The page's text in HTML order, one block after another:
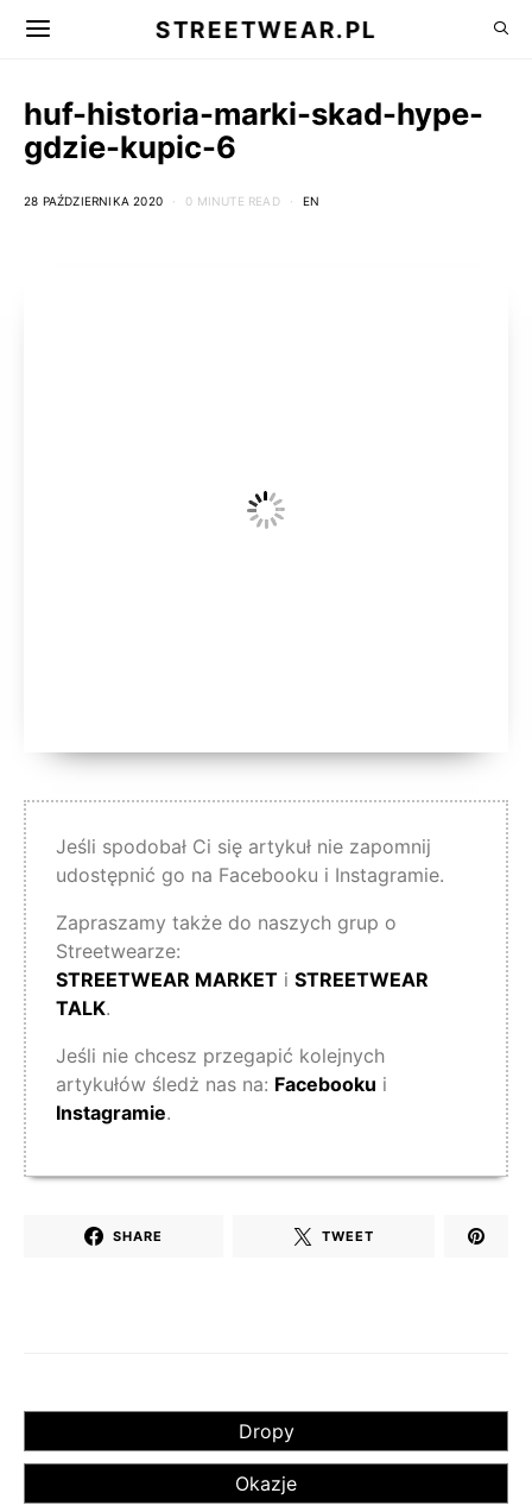
STREETWEAR.PL
huf-historia-marki-skad-hype-
gdzie-kupic-6
28 PAŹDZIERNIKA 2020 0 MINUTE READ EN
Jeśli spodobał Ci się artykuł nie zapomnij
udostępnić go na Facebooku i Instagramie.
Zapraszamy także do naszych grup o
Streetwearze:
STREETWEAR MARKET i STREETWEAR
TALK.
Jeśli nie chcesz przegapić kolejnych
artykułów śledż nas na: Facebooku i
Instagramie.
SHARE TWEET
Dropy
Okazje